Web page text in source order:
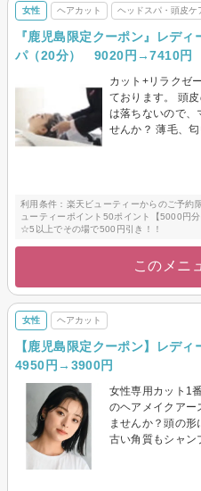
女性 ヘアカット ヘッドスパ・頭皮ケ
『鹿児島限定クーポン』レデ
パ（20分） 9020円→7410円
カット+リラクゼ
ております。 頭
は落ちないので、
せんか？ 薄毛、
利用条件：楽天ビューティーからのご予約
ューティーポイント50ポイント【5000円
☆5以上でその場で500円引き！！
このメニ
女性 ヘアカット
【鹿児島限定クーポン】レデ
4950円→3900円
女性専用カット1
のヘアメイクアー
ませんか？頭の
古い角質もシャン